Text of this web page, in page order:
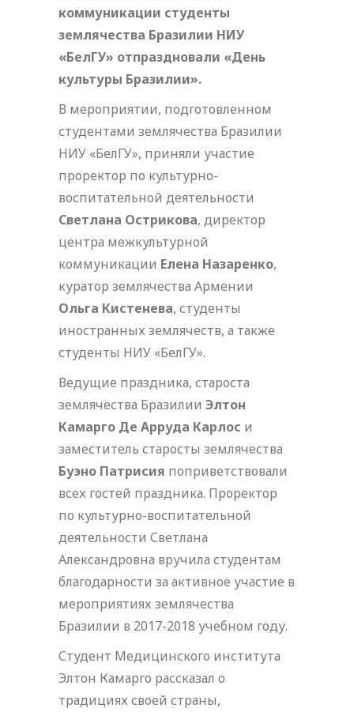
коммуникации студенты
землячества Бразилии НИУ
«БелГУ» отпраздновали «День
культуры Бразилии».
В мероприятии, подготовленном
студентами землячества Бразилии
НИУ «БелГУ», приняли участие
проректор по культурно-
воспитательной деятельности
Светлана Острикова, директор
центра межкультурной
коммуникации Елена Назаренко,
куратор землячества Армении
Ольга Кистенева, студенты
иностранных землячеств, а также
студенты НИУ «БелГУ».
Ведущие праздника, староста
землячества Бразилии Элтон
Камарго Де Арруда Карлос и
заместитель старосты землячества
Буэно Патрисия поприветствовали
всех гостей праздника. Проректор
по культурно-воспитательной
деятельности Светлана
Александровна вручила студентам
благодарности за активное участие в
мероприятиях землячества
Бразилии в 2017-2018 учебном году.
Студент Медицинского института
Элтон Камарго рассказал о
традициях своей страны,